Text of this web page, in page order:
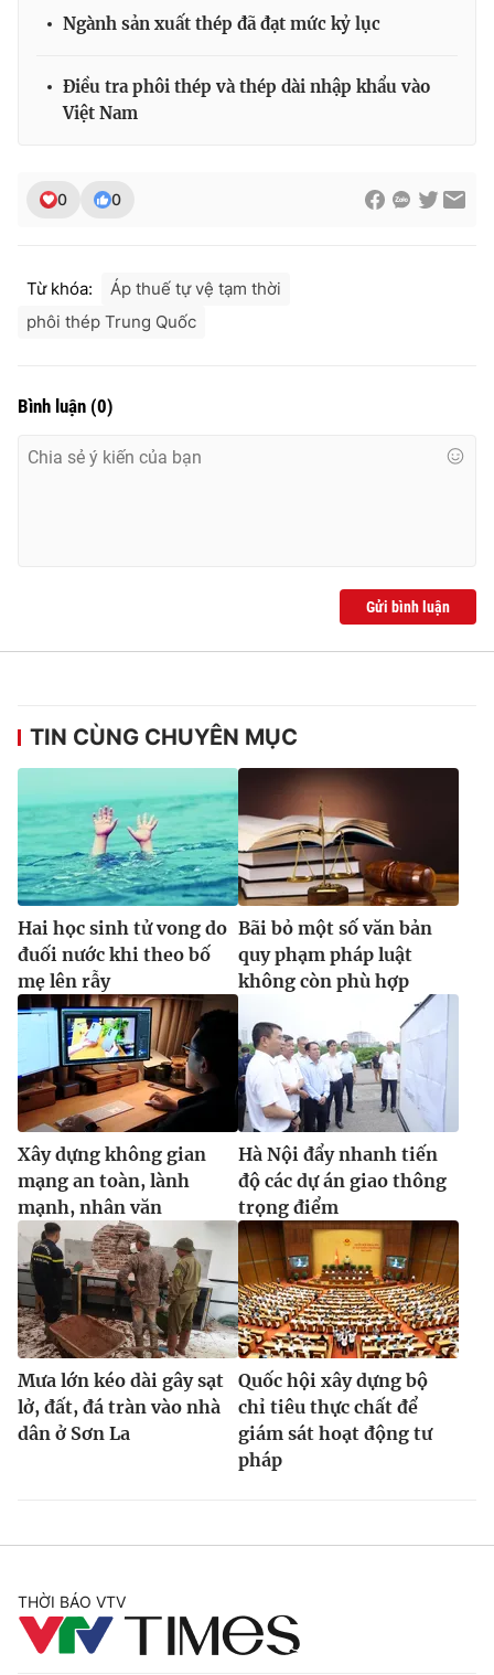
Ðiện thoại Thời báo VTV:
024.66 897 897
Liên hệ quảng cáo:024-7300.7108
thuận bằng văn bản. Ghi rõ nguồn VTV.vn khi phát hành lại
Ngành sản xuất thép đã đạt mức kỷ lục
Điều tra phôi thép và thép dài nhập khẩu vào
Việt Nam
0 0
Từ khóa:
Áp thuế tự vệ tạm thời
phôi thép Trung Quốc
Bình luận (0)
Gửi bình luận
TIN CÙNG CHUYÊN MỤC
Hai học sinh tử vong do
đuối nước khi theo bố
mẹ lên rẫy
Bãi bỏ một số văn bản
quy phạm pháp luật
không còn phù hợp
Xây dựng không gian
mạng an toàn, lành
mạnh, nhân văn
Hà Nội đẩy nhanh tiến
độ các dự án giao thông
trọng điểm
Mưa lớn kéo dài gây sạt
lở, đất, đá tràn vào nhà
dân ở Sơn La
Quốc hội xây dựng bộ
chỉ tiêu thực chất để
giám sát hoạt động tư
pháp
THỜI BÁO VTV